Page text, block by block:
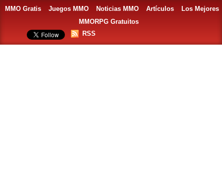
MMO Gratis Juegos MMO Noticias MMO Artículos
Los Mejores
MMORPG Gratuitos
RSS